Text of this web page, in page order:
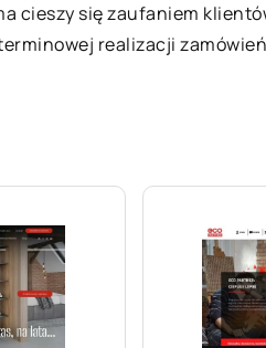
cieszy się zaufaniem
realizacji